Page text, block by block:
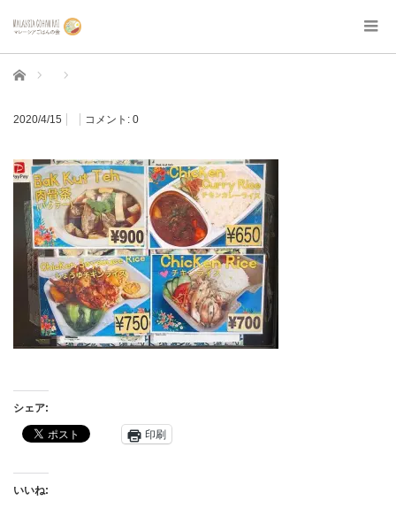
ホーム
2020/4/15 コメント: 0
シェア:
印刷
いいね: